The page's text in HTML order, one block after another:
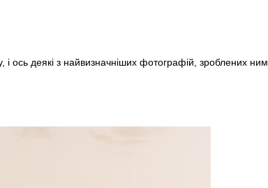
ось деякі з найвизначніших фотографій, зроблених ним